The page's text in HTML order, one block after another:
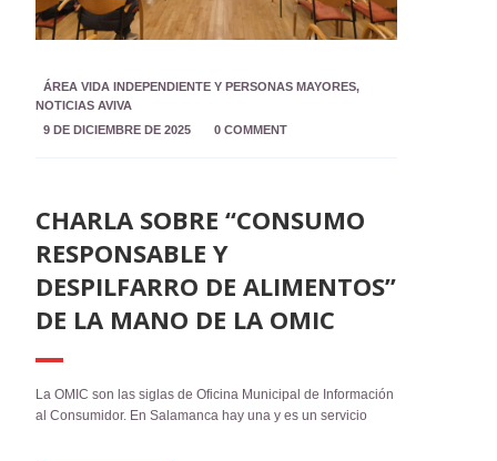
ÁREA VIDA INDEPENDIENTE Y PERSONAS MAYORES,
NOTICIAS AVIVA
9 DE DICIEMBRE DE 2025
0 COMMENT
CHARLA SOBRE “CONSUMO
RESPONSABLE Y
DESPILFARRO DE ALIMENTOS”
DE LA MANO DE LA OMIC
La OMIC son las siglas de Oficina Municipal de Información
al Consumidor. En Salamanca hay una y es un servicio